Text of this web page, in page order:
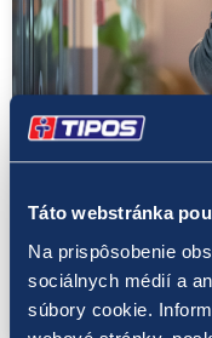
Táto webstránka
Na prispôsobenie
sociálnych médií a
súbory cookie.
14. 8. 2023
V nedeľu padol
jackpot